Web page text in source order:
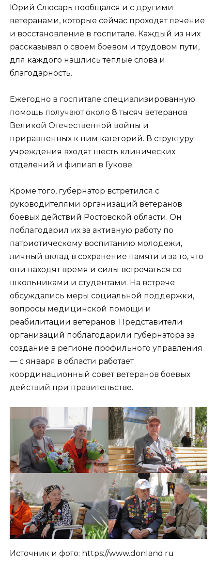
Юрий Слюсарь пообщался и с другими
ветеранами, которые сейчас проходят лечение
и восстановление в госпитале. Каждый из них
рассказывал о своем боевом и трудовом пути,
для каждого нашлись теплые слова и
благодарность.
Ежегодно в госпитале специализированную
помощь получают около 8 тысяч ветеранов
Великой Отечественной войны и
приравненных к ним категорий. В структуру
учреждения входят шесть клинических
отделений и филиал в Гукове.
Кроме того, губернатор встретился с
руководителями организаций ветеранов
боевых действий Ростовской области. Он
поблагодарил их за активную работу по
патриотическому воспитанию молодежи,
личный вклад в сохранение памяти и за то, что
они находят время и силы встречаться со
школьниками и студентами. На встрече
обсуждались меры социальной поддержки,
вопросы медицинской помощи и
реабилитации ветеранов. Представители
организаций поблагодарили губернатора за
создание в регионе профильного управления
— с января в области работает
координационный совет ветеранов боевых
действий при правительстве.
Источник и фото: https://www.donland.ru